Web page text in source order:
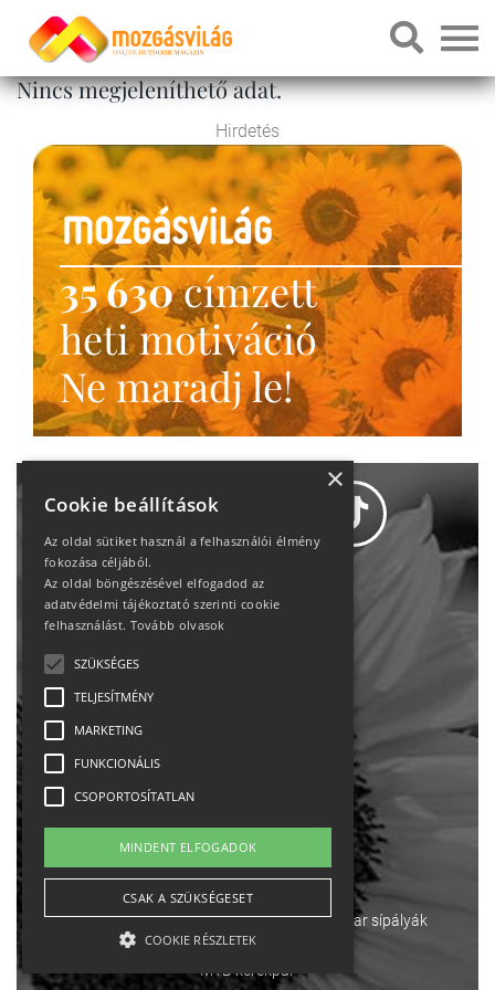
Nincs megjeleníthető adat.
Hirdetés
35 630címzett
heti motiváció
Ne maradj le!
Adatvédelem
Impresszum-kapcsolat
English
Ebike Osztrák sípályák Magyar sípályák
MTB kerékpár
×
Cookie beállítások
Az oldal sütiket használ a felhasználói élmény
fokozása céljából.
Az oldal böngészésével elfogadod az
adatvédelmi tájékoztató szerinti cookie
felhasználást. Tovább olvasok
SZÜKSÉGES
TELJESÍTMÉNY
MARKETING
FUNKCIONÁLIS
CSOPORTOSÍTATLAN
MINDENT ELFOGADOK
CSAK A SZÜKSÉGESET
COOKIE RÉSZLETEK